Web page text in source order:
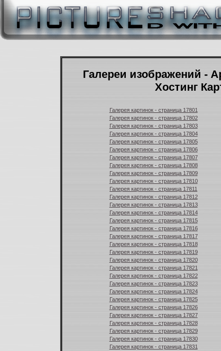
Галереи изображений -
Хостинг
Галерея картинок - страница 17801
Галерея картинок - страница 17802
Галерея картинок - страница 17803
Галерея картинок - страница 17804
Галерея картинок - страница 17805
Галерея картинок - страница 17806
Галерея картинок - страница 17807
Галерея картинок - страница 17808
Галерея картинок - страница 17809
Галерея картинок - страница 17810
Галерея картинок - страница 17811
Галерея картинок - страница 17812
Галерея картинок - страница 17813
Галерея картинок - страница 17814
Галерея картинок - страница 17815
Галерея картинок - страница 17816
Галерея картинок - страница 17817
Галерея картинок - страница 17818
Галерея картинок - страница 17819
Галерея картинок - страница 17820
Галерея картинок - страница 17821
Галерея картинок - страница 17822
Галерея картинок - страница 17823
Галерея картинок - страница 17824
Галерея картинок - страница 17825
Галерея картинок - страница 17826
Галерея картинок - страница 17827
Галерея картинок - страница 17828
Галерея картинок - страница 17829
Галерея картинок - страница 17830
Галерея картинок - страница 17831